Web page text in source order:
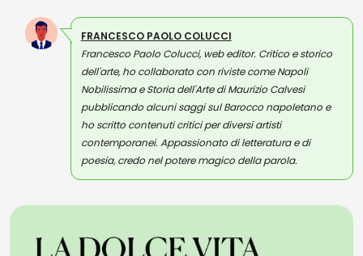
FRANCESCO PAOLO COLUCCI
Francesco Paolo Colucci, web editor. Critico e storico
dell'arte, ho collaborato con riviste come Napoli
Nobilissima e Storia dell'Arte di Maurizio Calvesi
pubblicando alcuni saggi sul Barocco napoletano e
ho scritto contenuti critici per diversi artisti
contemporanei. Appassionato di letteratura e di
poesia, credo nel potere magico della parola.